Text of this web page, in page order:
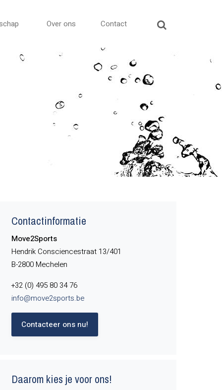
Over ons Contact
Contactinformatie
Move2Sports
Hendrik Consciencestraat 13/401
B-2800 Mechelen
+32 (0) 495 80 34 76
info@move2sports.be
Contacteer ons nu!
Daarom kies je voor ons!